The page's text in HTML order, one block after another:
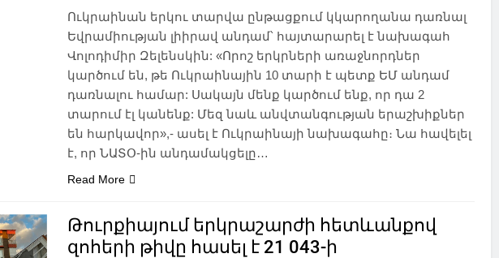
Ուկրաինան երկու տարվա ընթացքում կկարողանա դառնալ
Եվրամիության լիիրավ անդամ՝ հայտարարել է նախագահ
Վոլոդիմիր Զելենսկին: «Որոշ երկրների առաջնորդներ
կարծում են, թե Ուկրաինային 10 տարի է պետք ԵՄ անդամ
դառնալու համար: Սակայն մենք կարծում ենք, որ դա 2
տարում էլ կանենք: Մեզ նաև անվտանգության երաշխիքներ
են հարկավոր»,- ասել է Ուկրաինայի նախագահը։ Նա հավելել
է, որ ՆԱՏՕ-ին անդամակցելը…
Read More
Թուրքիայում երկրաշարժի հետևանքով
զոհերի թիվը հասել է 21 043-ի